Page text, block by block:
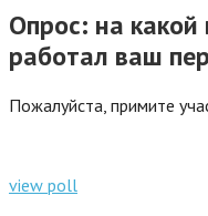
Опрос: на какой
работал ваш
Пожалуйста, примите
view poll